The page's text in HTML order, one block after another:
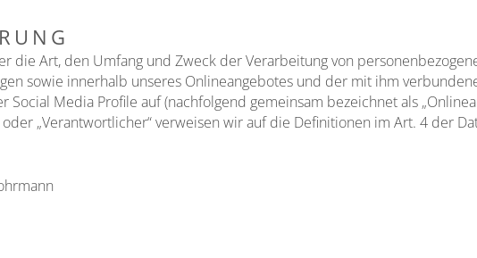
die Art, den Umfang und Zweck der Verarbeitung von
sowie innerhalb unseres Onlineangebotes und der mit ihm
Social Media Profile auf (nachfolgend gemeinsam bezeichnet als
„Verantwortlicher“ verweisen wir auf die Definitionen im Art. 4 der